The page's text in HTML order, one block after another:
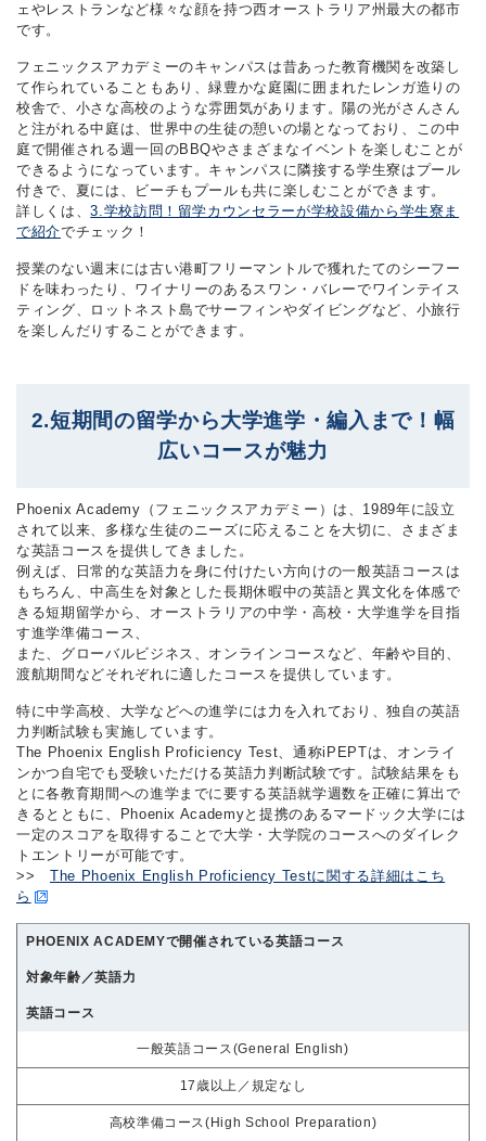
ェやレストランなど様々な顔を持つ西オーストラリア州最大の都市
です。
フェニックスアカデミーのキャンパスは昔あった教育機関を改築し
て作られていることもあり、緑豊かな庭園に囲まれたレンガ造りの
校舎で、小さな高校のような雰囲気があります。陽の光がさんさん
と注がれる中庭は、世界中の生徒の憩いの場となっており、この中
庭で開催される週一回のBBQやさまざまなイベントを楽しむことが
できるようになっています。キャンパスに隣接する学生寮はプール
付きで、夏には、ビーチもプールも共に楽しむことができます。
詳しくは、3.学校訪問！留学カウンセラーが学校設備から学生寮ま
で紹介でチェック！
授業のない週末には古い港町フリーマントルで獲れたてのシーフー
ドを味わったり、ワイナリーのあるスワン・バレーでワインテイス
ティング、ロットネスト島でサーフィンやダイビングなど、小旅行
を楽しんだりすることができます。
2.短期間の留学から大学進学・編入まで！幅
広いコースが魅力
Phoenix Academy（フェニックスアカデミー）は、1989年に設立
されて以来、多様な生徒のニーズに応えることを大切に、さまざま
な英語コースを提供してきました。
例えば、日常的な英語力を身に付けたい方向けの一般英語コースは
もちろん、中高生を対象とした長期休暇中の英語と異文化を体感で
きる短期留学から、オーストラリアの中学・高校・大学進学を目指
す進学準備コース、
また、グローバルビジネス、オンラインコースなど、年齢や目的、
渡航期間などそれぞれに適したコースを提供しています。
特に中学高校、大学などへの進学には力を入れており、独自の英語
力判断試験も実施しています。
The Phoenix English Proficiency Test、通称iPEPTは、オンライ
ンかつ自宅でも受験いただける英語力判断試験です。試験結果をも
とに各教育期間への進学までに要する英語就学週数を正確に算出で
きるとともに、Phoenix Academyと提携のあるマードック大学には
一定のスコアを取得することで大学・大学院のコースへのダイレク
トエントリーが可能です。
>> The Phoenix English Proficiency Testに関する詳細はこち
ら
PHOENIX ACADEMYで開催されている英語コース
対象年齢／英語力
英語コース
一般英語コース(General English)
17歳以上／規定なし
高校準備コース(High School Preparation)